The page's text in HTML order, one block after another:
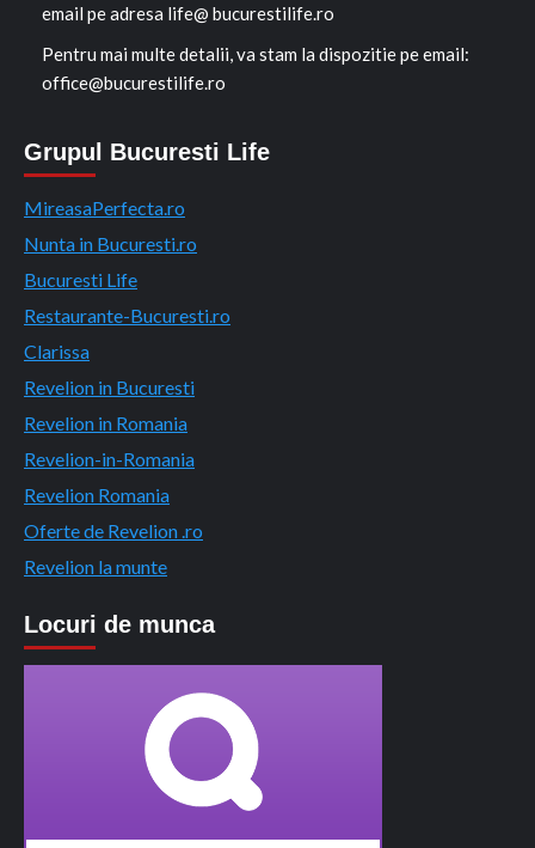
email pe adresa life@ bucurestilife.ro
Pentru mai multe detalii, va stam la dispozitie pe email:
office@bucurestilife.ro
Grupul Bucuresti Life
MireasaPerfecta.ro
Nunta in Bucuresti.ro
Bucuresti Life
Restaurante-Bucuresti.ro
Clarissa
Revelion in Bucuresti
Revelion in Romania
Revelion-in-Romania
Revelion Romania
Oferte de Revelion .ro
Revelion la munte
Locuri de munca